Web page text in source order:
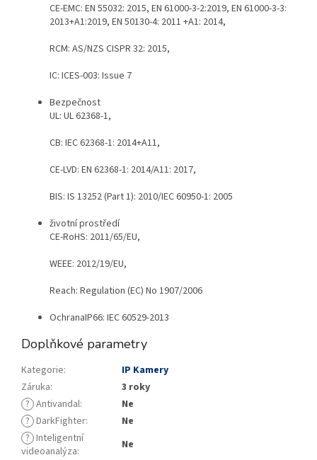
CE-EMC: EN 55032: 2015, EN 61000-3-2:2019, EN 61000-3-3:
2013+A1:2019, EN 50130-4: 2011 +A1: 2014,
RCM: AS/NZS CISPR 32: 2015,
IC: ICES-003: Issue 7
Bezpečnost
UL: UL 62368-1,
CB: IEC 62368-1: 2014+A11,
CE-LVD: EN 62368-1: 2014/A11: 2017,
BIS: IS 13252 (Part 1): 2010/IEC 60950-1: 2005
životní prostředí
CE-RoHS: 2011/65/EU,
WEEE: 2012/19/EU,
Reach: Regulation (EC) No 1907/2006
OchranaIP66: IEC 60529-2013
Doplňkové parametry
Kategorie:
IP Kamery
Záruka:
3 roky
? Antivandal:
Ne
? DarkFighter:
Ne
? Inteligentní
videoanalýza: Ne